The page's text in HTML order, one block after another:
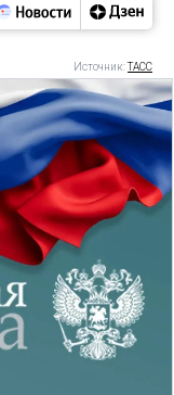
Источник:ТАСС